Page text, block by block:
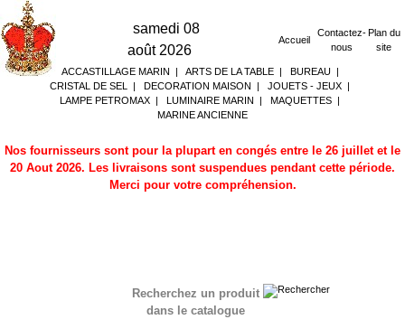
samedi 08
août 2026
Accueil
Contactez-
nous
Plan du
site
ACCASTILLAGE MARIN | ARTS DE LA TABLE| BUREAU|
CRISTAL DE SEL
| DECORATION MAISON | JOUETS - JEUX |
LAMPE PETROMAX | LUMINAIRE MARIN | MAQUETTES |
MARINE ANCIENNE
Nos fournisseurs sont pour la plupart en congés entre le 26 juillet et le
20 Aout 2026. Les livraisons sont suspendues pendant cette période.
Merci pour votre compréhension.
Recherchez un produit
dans le catalogue